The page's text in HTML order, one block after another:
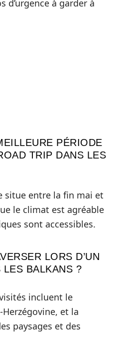
d’urgence à garder à
PÉRIODE
TRIP DANS LES
situe entre la fin mai et
le climat est agréable
sont accessibles.
LORS D’UN
LES BALKANS ?
incluent le
et la
paysages et des